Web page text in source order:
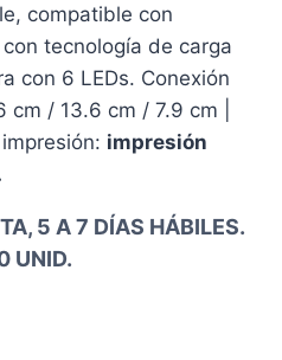
compatible con
tecnología de carga
con 6 LEDs. Conexión
cm / 13.6 cm / 7.9 cm |
impresión
5 A 7 DÍAS HÁBILES.
UNID.